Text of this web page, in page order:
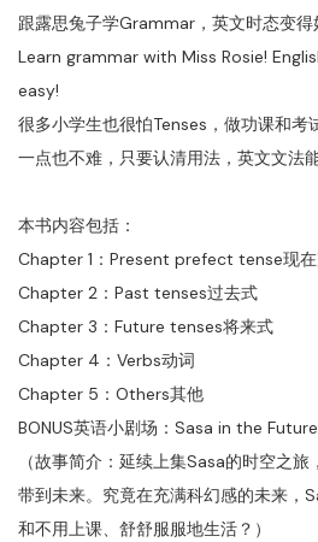
跟露思兔子学Grammar，英文时态变得
Learn grammar with Miss Rosie!
easy!
很多小学生也很怕Tenses，做功课和考
一点也不难，只要认清用法，英文文法
本书内容包括：
Chapter 1：Present prefect tense现
Chapter 2：Past tenses过去式
Chapter 3：Future tenses将来式
Chapter 4：Verbs动词
Chapter 5：Others其他
BONUS英语小剧场：Sasa in the Future
（故事简介：延续上集Sasa的时空之
带到未来。究竟在充满科幻感的未来，
和不用上课、舒舒服服地生活？）